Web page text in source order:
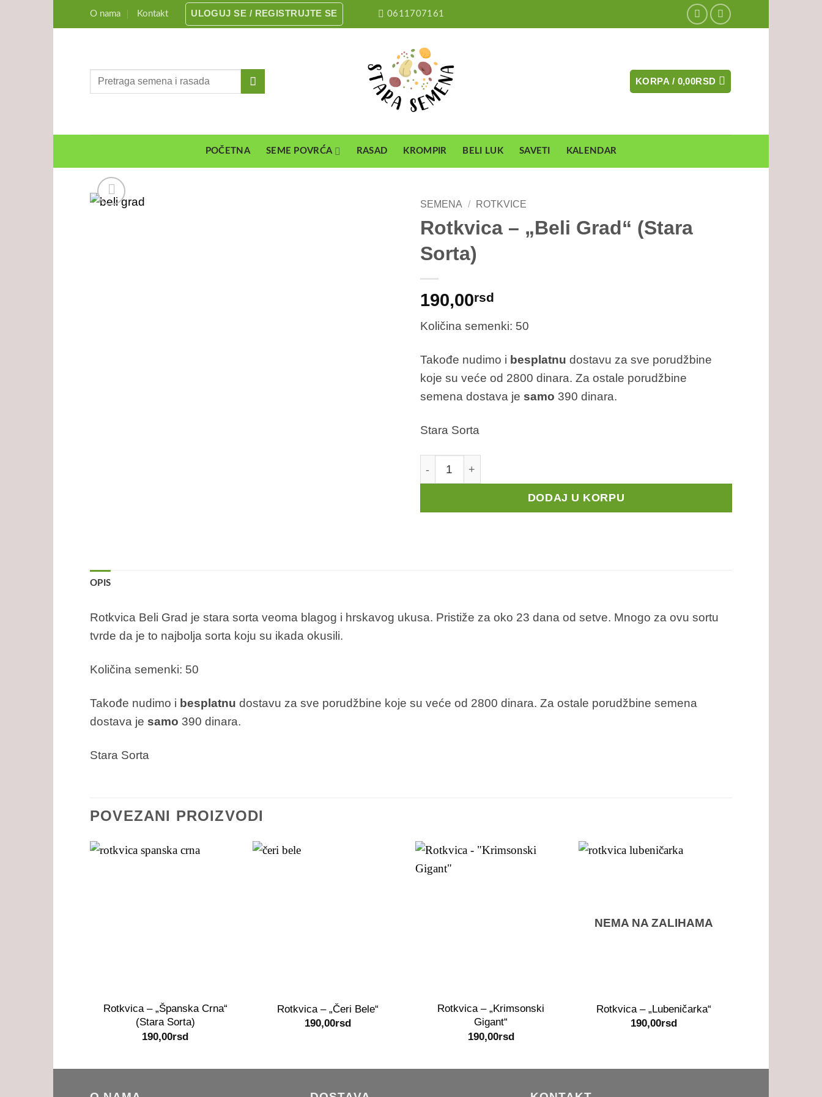
Preskoči
na
O nama Kontakt ULOGUJ SE / REGISTRUJTE SE 0611707161
Pretraga
KORPA / 0,00RSD
POČETNA SEME POVRĆA RASAD KROMPIR BELI LUK SAVETI KALENDAR
SEMENA / ROTKVICE
Rotkvica – „Beli Grad“ (Stara
Sorta)
190,00rsd
Količina semenki: 50
Takođe nudimo i besplatnu dostavu za sve porudžbine
koje su veće od 2800 dinara. Za ostale porudžbine
semena dostava je samo 390 dinara.
Stara Sorta
DODAJ U KORPU
OPIS
Rotkvica Beli Grad je stara sorta veoma blagog i hrskavog ukusa. Pristiže za oko 23 dana od setve. Mnogo za ovu sortu
tvrde da je to najbolja sorta koju su ikada okusili.
Količina semenki: 50
Takođe nudimo i besplatnu dostavu za sve porudžbine koje su veće od 2800 dinara. Za ostale porudžbine semena
dostava je samo 390 dinara.
Stara Sorta
POVEZANI PROIZVODI
Rotkvica – „Španska Crna“
(Stara Sorta)
190,00rsd
Rotkvica – „Čeri Bele“
190,00rsd
Rotkvica – „Krimsonski
Gigant“
190,00rsd
NEMA NA ZALIHAMA
Rotkvica – „Lubeničarka“
190,00rsd